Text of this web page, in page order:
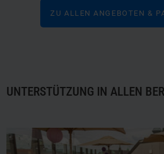
ZU ALLEN ANGEBOTEN &
UNTERSTÜTZUNG IN ALLEN